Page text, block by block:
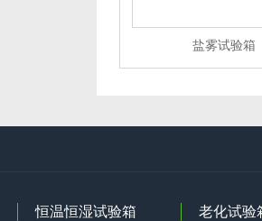
盐雾试验箱
恒温恒湿试验箱 老化试验